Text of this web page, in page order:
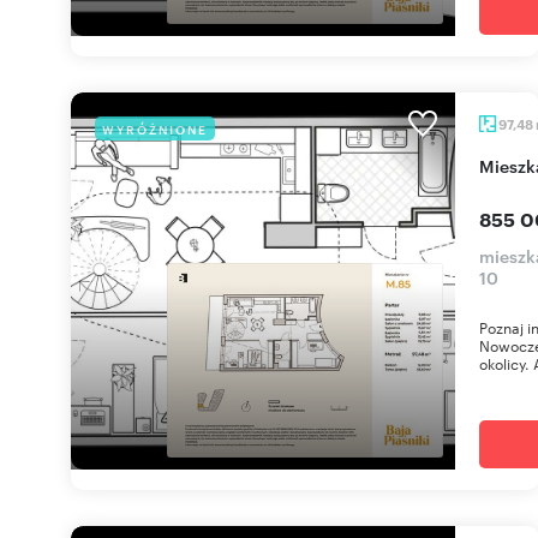
WYRÓŻNIONE 97,48
855
10
Poznaj
okolicy.